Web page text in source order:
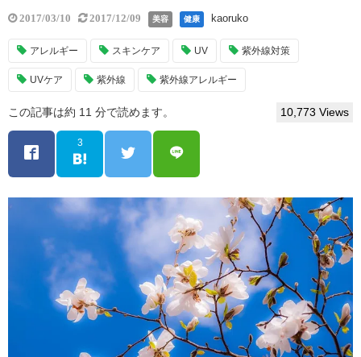
2017/03/10 2017/12/09 美容 健康 kaoruko
アレルギー スキンケア UV 紫外線対策
UVケア 紫外線 紫外線アレルギー
この記事は約 11 分で読めます。 10,773 Views
3